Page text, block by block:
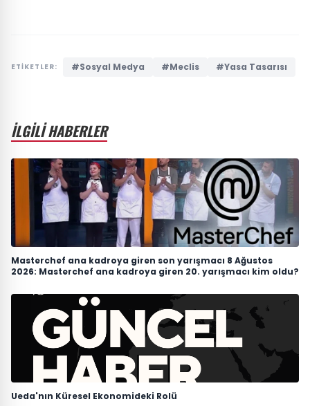
ETİKETLER: #Sosyal Medya #Meclis #Yasa Tasarısı
İLGİLİ HABERLER
Masterchef ana kadroya giren son yarışmacı 8 Ağustos
2026: Masterchef ana kadroya giren 20. yarışmacı kim oldu?
Ueda'nın Küresel Ekonomideki Rolü